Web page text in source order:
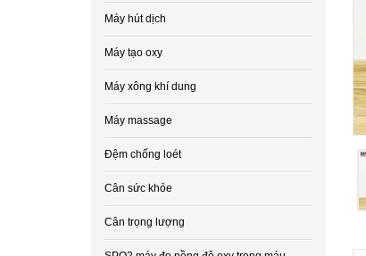
Máy hút dịch
Máy tạo oxy
Máy xông khí dung
Máy massage
Đệm chống loét
Cân sức khỏe
Cân trọng lượng